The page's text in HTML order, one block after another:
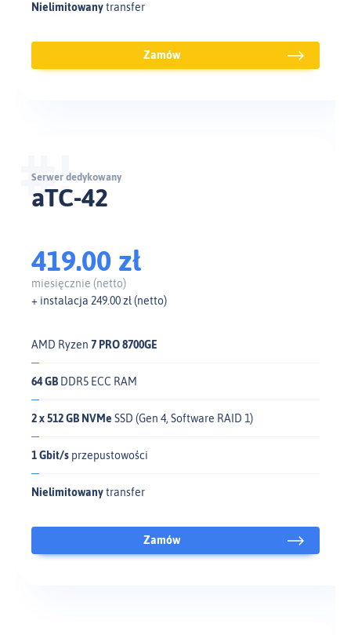
Nielimitowanytransfer
Zamów
aTC-42
Serwer dedykowany
419.00 zł
miesięcznie (netto)
+ instalacja 249.00 zł (netto)
AMD Ryzen 7 PRO 8700GE
64 GB DDR5 ECC RAM
2 x 512 GB NVMe SSD (Gen 4, Software RAID 1)
1 Gbit/s przepustowości
Nielimitowanytransfer
Zamów